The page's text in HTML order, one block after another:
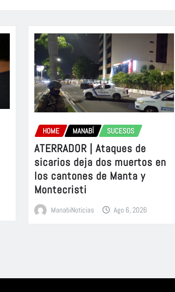
HOME MANABÍ SUCESOS
ATERRADOR | Ataques de
sicarios deja dos muertos en
los cantones de Manta y
Montecristi
ManabiNoticias Ago 6, 2026